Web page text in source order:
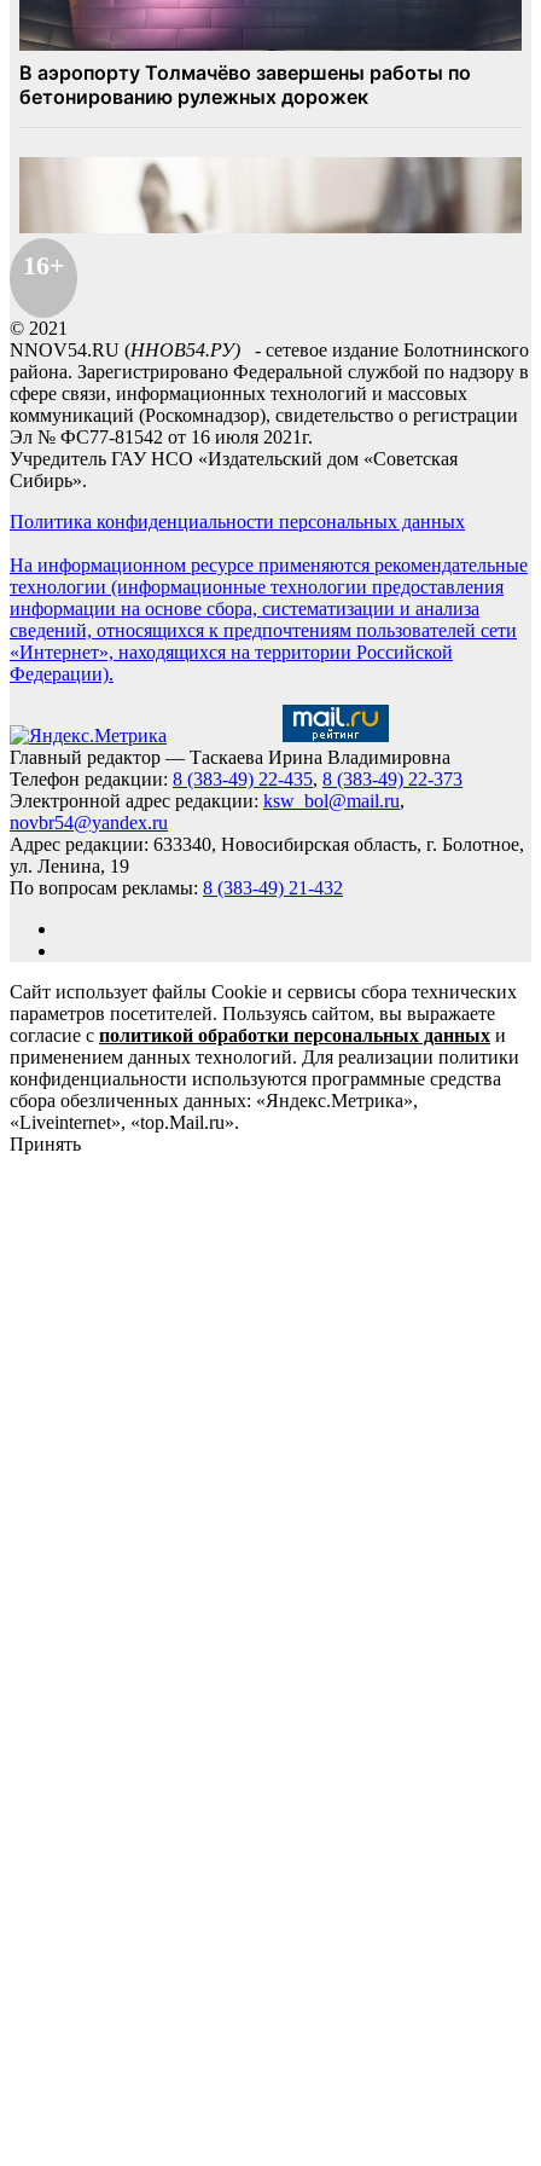
16+
© 2021
NNOV54.RU (ННОВ54.РУ) - сетевое издание Болотнинского
района. Зарегистрировано Федеральной службой по надзору в
сфере связи, информационных технологий и массовых
коммуникаций (Роскомнадзор), свидетельство о регистрации
Эл № ФС77-81542 от 16 июля 2021г.
Учредитель ГАУ НСО «Издательский дом «Советская
Сибирь».
Политика конфиденциальности персональных данных
На информационном ресурсе применяются рекомендательные
технологии (информационные технологии предоставления
информации на основе сбора, систематизации и анализа
сведений, относящихся к предпочтениям пользователей сети
«Интернет», находящихся на территории Российской
Федерации).
Главный редактор — Таскаева Ирина Владимировна
Телефон редакции: 8 (383-49) 22-435, 8 (383-49) 22-373
Электронной адрес редакции: ksw_bol@mail.ru,
novbr54@yandex.ru
Адрес редакции: 633340, Новосибирская область, г. Болотное,
ул. Ленина, 19
По вопросам рекламы: 8 (383-49) 21-432
Сайт использует файлы Cookie и сервисы сбора технических
параметров посетителей. Пользуясь сайтом, вы выражаете
согласие с политикой обработки персональных данных и
применением данных технологий. Для реализации политики
конфиденциальности используются программные средства
сбора обезличенных данных: «Яндекс.Метрика»,
«Liveinternet», «top.Mail.ru».
Принять